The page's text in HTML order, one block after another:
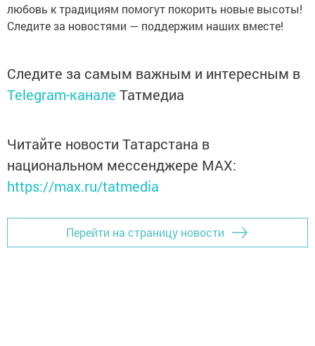
любовь к традициям помогут покорить новые высоты!
Следите за новостями — поддержим наших вместе!
Следите за самым важным и интересным в
Telegram-канале Татмедиа
Читайте новости Татарстана в
национальном мессенджере MАХ:
https://max.ru/tatmedia
Перейти на страницу новости